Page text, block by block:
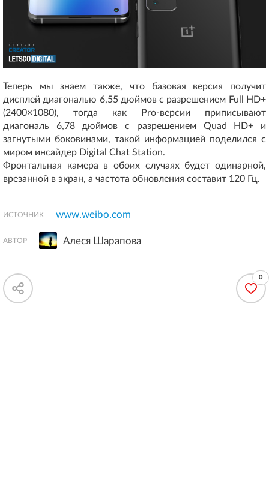
Теперь мы знаем также, что базовая версия получит
дисплей диагональю 6,55 дюймов с разрешением Full HD+
(2400×1080), тогда как Pro-версии приписывают
диагональ 6,78 дюймов с разрешением Quad HD+ и
загнутыми боковинами, такой информацией поделился с
миром инсайдер Digital Chat Station.
Фронтальная камера в обоих случаях будет одинарной,
врезанной в экран, а частота обновления составит 120 Гц.
ИСТОЧНИК www.weibo.com
АВТОР Алеся Шарапова
0